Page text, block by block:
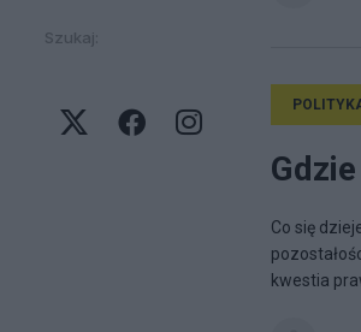
Szukaj:
Co się
kwestia